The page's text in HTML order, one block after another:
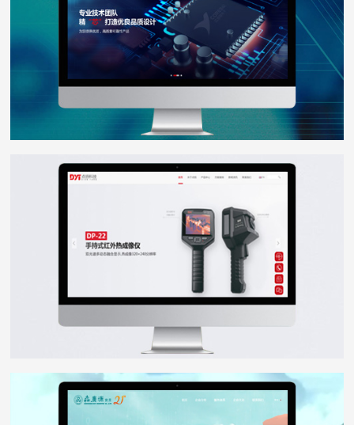
点扬科技
WEB DESIGN
WEB DESIGN